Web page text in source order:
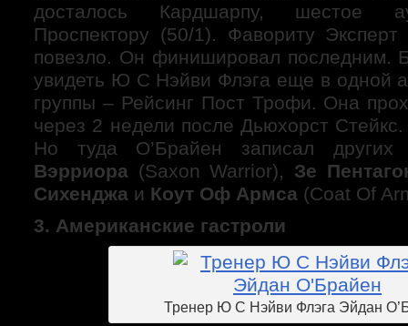
досталось Кардшарпу, шестое
Проспектору (50/1). Фавориту
повезло. Он финишировал последним.
увидеть Ю С Нэйви Флэга еще в одной
группы – Рейсинг Пост Трофи. Она
через 2 недели после Дьюхорст
Но туда О’Брайен записал
Вэрриора (Saxon Warrior), Зе
Сихенджа и Коут Оф Армсa (Сoat Of
3. Американские гастроли
Тренер Ю С Нэйви Флэга Эйдан